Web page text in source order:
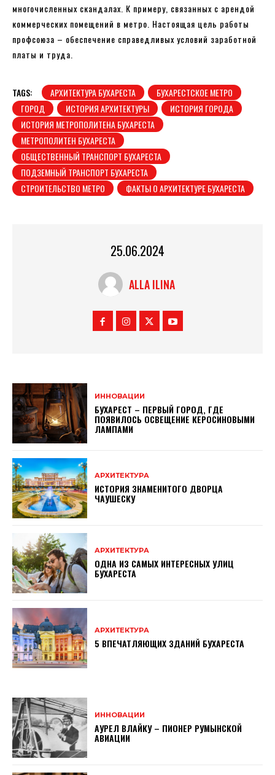
многочисленных скандалах. К примеру, связанных с арендой
коммерческих помещений в метро. Настоящая цель работы
профсоюза – обеспечение справедливых условий заработной
платы и труда.
TAGS: АРХИТЕКТУРА БУХАРЕСТА
БУХАРЕСТСКОЕ МЕТРО
ГОРОД
ИСТОРИЯ АРХИТЕКТУРЫ
ИСТОРИЯ ГОРОДА
​​ИСТОРИЯ МЕТРОПОЛИТЕНА БУХАРЕСТА
МЕТРОПОЛИТЕН БУХАРЕСТА
ОБЩЕСТВЕННЫЙ ТРАНСПОРТ БУХАРЕСТА
ПОДЗЕМНЫЙ ТРАНСПОРТ БУХАРЕСТА
СТРОИТЕЛЬСТВО МЕТРО
ФАКТЫ О АРХИТЕКТУРЕ БУХАРЕСТА
25.06.2024
ALLA ILINA
ИННОВАЦИИ
БУХАРЕСТ – ПЕРВЫЙ ГОРОД, ГДЕ
ПОЯВИЛОСЬ ОСВЕЩЕНИЕ КЕРОСИНОВЫМИ
ЛАМПАМИ
АРХИТЕКТУРА
ИСТОРИЯ ЗНАМЕНИТОГО ДВОРЦА
ЧАУШЕСКУ
АРХИТЕКТУРА
ОДНА ИЗ САМЫХ ИНТЕРЕСНЫХ УЛИЦ
БУХАРЕСТА
АРХИТЕКТУРА
5 ВПЕЧАТЛЯЮЩИХ ЗДАНИЙ БУХАРЕСТА
ИННОВАЦИИ
АУРЕЛ ВЛАЙКУ – ПИОНЕР РУМЫНСКОЙ
АВИАЦИИ